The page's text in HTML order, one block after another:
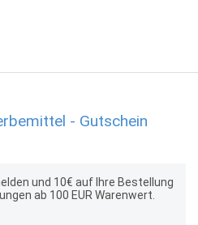
- Gutschein
und 10€ auf Ihre Bestellung
ab 100 EUR Warenwert.